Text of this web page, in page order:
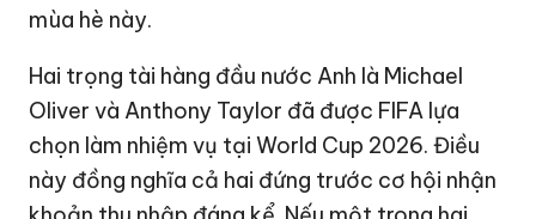
mùa hè này.
Hai trọng tài hàng đầu nước Anh là Michael
Oliver và Anthony Taylor đã được FIFA lựa
chọn làm nhiệm vụ tại World Cup 2026. Điều
này đồng nghĩa cả hai đứng trước cơ hội nhận